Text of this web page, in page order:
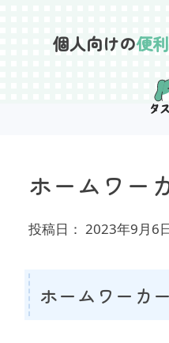
個人向けの便
ホームワー
投稿日： 2023年9月6
ホームワーカ